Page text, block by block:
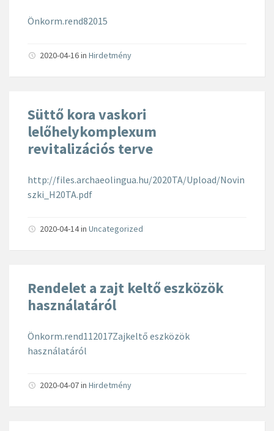
Önkorm.rend82015
2020-04-16in Hirdetmény
Süttő kora vaskori
lelőhelykomplexum
revitalizációs terve
http://files.archaeolingua.hu/2020TA/Upload/Novin
szki_H20TA.pdf
2020-04-14in Uncategorized
Rendelet a zajt keltő eszközök
használatáról
Önkorm.rend112017Zajkeltő eszközök
használatáról
2020-04-07in Hirdetmény